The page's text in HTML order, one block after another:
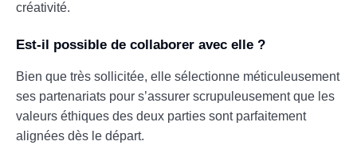
créativité.
Est-il possible de collaborer avec elle ?
Bien que très sollicitée, elle sélectionne méticuleusement
ses partenariats pour s’assurer scrupuleusement que les
valeurs éthiques des deux parties sont parfaitement
alignées dès le départ.